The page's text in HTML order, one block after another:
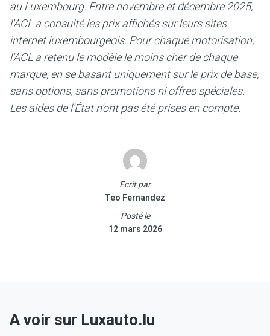
au Luxembourg. Entre novembre et décembre 2025,
l'ACL a consulté les prix affichés sur leurs sites
internet luxembourgeois. Pour chaque motorisation,
l'ACL a retenu le modèle le moins cher de chaque
marque, en se basant uniquement sur le prix de base,
sans options, sans promotions ni offres spéciales.
Les aides de l'État n'ont pas été prises en compte.
Ecrit par
Teo Fernandez
Posté le
12 mars 2026
A voir sur Luxauto.lu